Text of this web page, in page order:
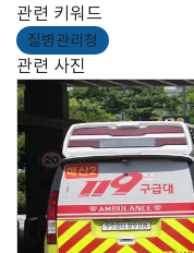
관련 키워드
질병관리청
관련 사진